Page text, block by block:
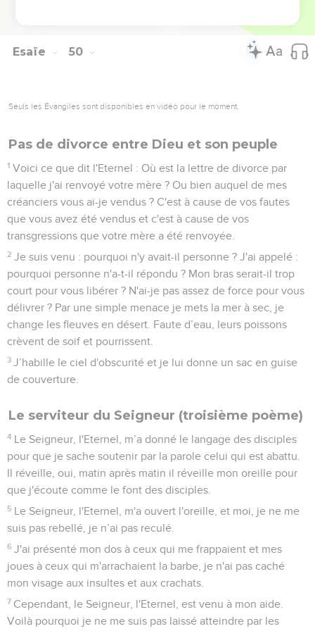
Esaïe 50
Seuls les Évangiles sont disponibles en vidéo pour le moment.
Pas de divorce entre Dieu et son peuple
1 Voici ce que dit l'Eternel : Où est la lettre de divorce par
laquelle j'ai renvoyé votre mère ? Ou bien auquel de mes
créanciers vous ai-je vendus ? C'est à cause de vos fautes
que vous avez été vendus et c'est à cause de vos
transgressions que votre mère a été renvoyée.
2 Je suis venu : pourquoi n'y avait-il personne ? J'ai appelé :
pourquoi personne n'a-t-il répondu ? Mon bras serait-il trop
court pour vous libérer ? N'ai-je pas assez de force pour vous
délivrer ? Par une simple menace je mets la mer à sec, je
change les fleuves en désert. Faute d’eau, leurs poissons
crèvent de soif et pourrissent.
3 J’habille le ciel d'obscurité et je lui donne un sac en guise
de couverture.
Le serviteur du Seigneur (troisième poème)
4 Le Seigneur, l'Eternel, m’a donné le langage des disciples
pour que je sache soutenir par la parole celui qui est abattu.
Il réveille, oui, matin après matin il réveille mon oreille pour
que j'écoute comme le font des disciples.
5 Le Seigneur, l'Eternel, m'a ouvert l'oreille, et moi, je ne me
suis pas rebellé, je n’ai pas reculé.
6 J'ai présenté mon dos à ceux qui me frappaient et mes
joues à ceux qui m'arrachaient la barbe, je n'ai pas caché
mon visage aux insultes et aux crachats.
7 Cependant, le Seigneur, l'Eternel, est venu à mon aide.
Voilà pourquoi je ne me suis pas laissé atteindre par les